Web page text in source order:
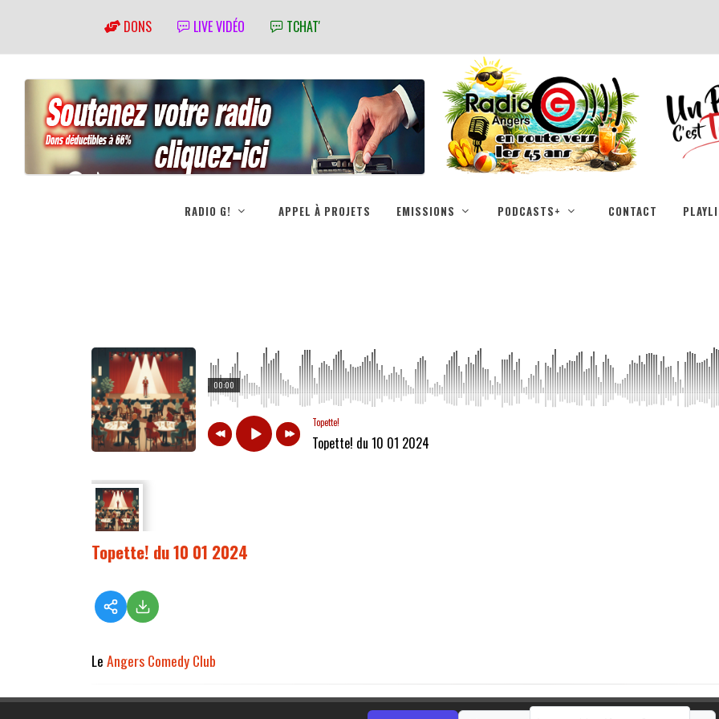
DONS LIVE VIDÉO TCHAT'
RADIO G! APPEL À PROJETS EMISSIONS PODCASTS+ CONTACT
00:00
Topette!
Topette! du 10 01 2024
Topette! du 10 01 2024
LeAngers Comedy Club